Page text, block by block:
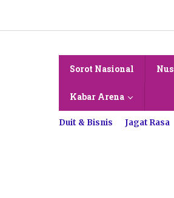
konten
Sorot Nasional
Kabar Arena
Duit & Bisnis Jagat Rasa